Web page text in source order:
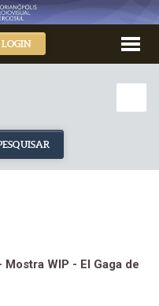
LOGIN
WIP - El Gaga de